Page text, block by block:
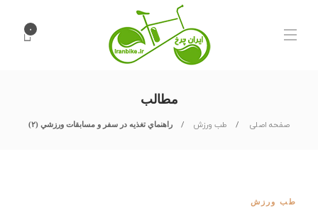
۰
مطالب
صفحه اصلی طب ورزش راهنماي تغذيه در سفر و مسابقات ورزشي (۲)
طب ورزش